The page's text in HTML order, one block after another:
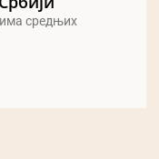
средњих